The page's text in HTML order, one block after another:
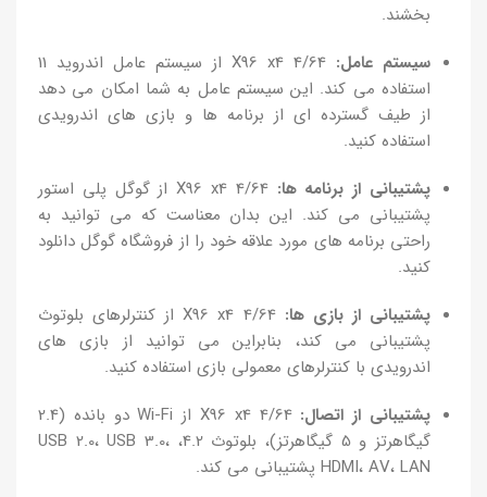
بخشند.
سیستم عامل:
X96 x4 4/64 از سیستم عامل اندروید 11
استفاده می کند. این سیستم عامل به شما امکان می دهد
از طیف گسترده ای از برنامه ها و بازی های اندرویدی
استفاده کنید.
پشتیبانی از برنامه ها:
X96 x4 4/64 از گوگل پلی استور
پشتیبانی می کند. این بدان معناست که می توانید به
راحتی برنامه های مورد علاقه خود را از فروشگاه گوگل دانلود
کنید.
پشتیبانی از بازی ها:
X96 x4 4/64 از کنترلرهای بلوتوث
پشتیبانی می کند، بنابراین می توانید از بازی های
اندرویدی با کنترلرهای معمولی بازی استفاده کنید.
پشتیبانی از اتصال:
X96 x4 4/64 از Wi-Fi دو بانده (2.4
گیگاهرتز و 5 گیگاهرتز)، بلوتوث 4.2، USB 2.0، USB 3.0،
HDMI، AV، LAN پشتیبانی می کند.